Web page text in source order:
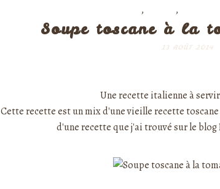
, ,
Soupe toscane à la
13 AOÛT 2014
Une recette italienne à
Cette recette est un mix d'une vieille recette
d'une recette que j'ai trouvé sur le